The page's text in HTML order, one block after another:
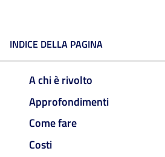
INDICE DELLA PAGINA
A chi è rivolto
Approfondimenti
Come fare
Costi